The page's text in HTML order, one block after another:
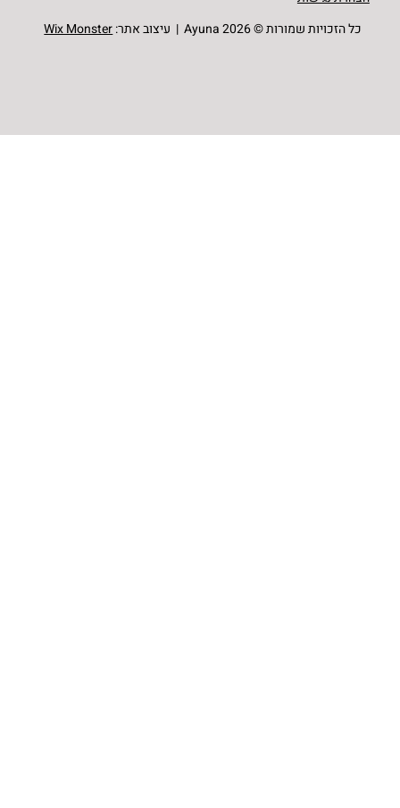
כל הזכויות שמורות © Ayuna 2026 | עיצוב אתר: Wix Monster